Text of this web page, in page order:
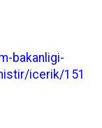
bakanligi-
icerik/151